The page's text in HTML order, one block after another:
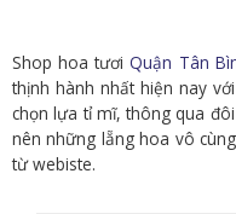
Shop hoa tươiQuận Tân
thịnh hành nhất hiện nay
chọn lựa tỉ mĩ, thông qua
nên những lẵng hoa vô
từ webiste.